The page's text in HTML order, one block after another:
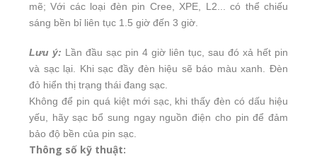
mẽ; Với các loại đèn pin Cree, XPE, L2... có thể chiếu
sáng bền bỉ liên tục 1.5 giờ đến 3 giờ.
Lưu ý: Lần đầu sạc pin 4 giờ liên tục, sau đó xả hết pin
và sạc lại. Khi sạc đầy đèn hiệu sẽ báo màu xanh. Đèn
đỏ hiển thị trạng thái đang sạc.
Không để pin quá kiệt mới sạc, khi thấy đèn có dấu hiệu
yếu, hãy sạc bổ sung ngay nguồn điện cho pin để đảm
bảo độ bền của pin sạc.
Thông số kỹ thuật: